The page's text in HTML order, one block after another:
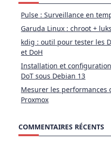
Pulse : Surveillance en
Garuda Linux : chroot + luks
kdig : outil pour tester les
et DoH
Installation et configuration
DoT sous Debian 13
Mesurer les performances
Proxmox
COMMENTAIRES RÉCENTS